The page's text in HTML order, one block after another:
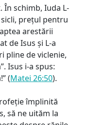
În schimb, Iuda L-
prețul pentru
arestării
de Isus și L-a
pline de viclenie,
Isus i-a spus:
(Matei 26:50).
împlinită
să ne uităm la